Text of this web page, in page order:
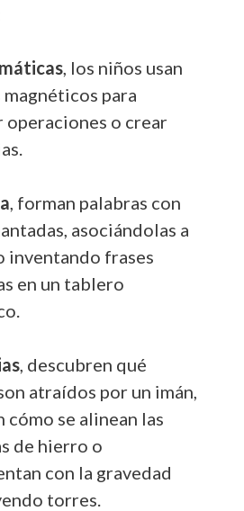
, los niños usan
para
operaciones o crear
, forman palabras con
asociándolas a
inventando frases
en un tablero
, descubren qué
atraídos por un imán,
cómo se alinean las
de hierro o
con la gravedad
torres.